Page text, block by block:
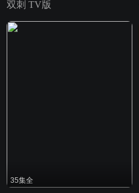
双刺 TV版
35集全